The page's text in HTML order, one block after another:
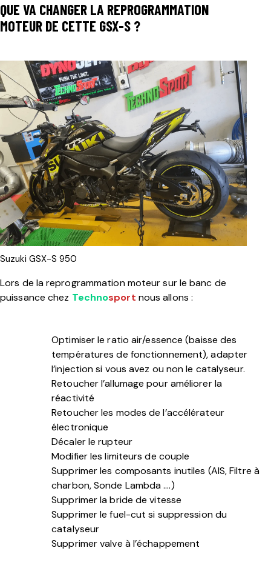
QUE VA CHANGER LA REPROGRAMMATION
MOTEUR DE CETTE GSX-S ?
Suzuki GSX-S 950
Lors de la reprogrammation moteur sur le banc de
puissance chez Technosport nous allons :
Optimiser le ratio air/essence (baisse des
températures de fonctionnement), adapter
l’injection si vous avez ou non le catalyseur.
Retoucher l’allumage pour améliorer la
réactivité
Retoucher les modes de l’accélérateur
électronique
Décaler le rupteur
Modifier les limiteurs de couple
Supprimer les composants inutiles (AIS, Filtre à
charbon, Sonde Lambda ….)
Supprimer la bride de vitesse
Supprimer le fuel-cut si suppression du
catalyseur
Supprimer valve à l’échappement